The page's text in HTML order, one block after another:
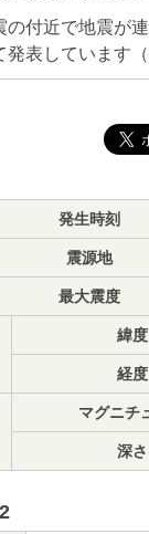
の付近で地震が
発表しています
発生時刻
震源地
最大震度
緯度
経度
マグニチ
深さ